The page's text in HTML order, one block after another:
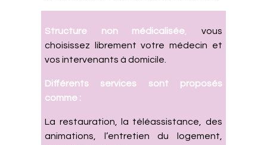
Structure non médicalisée,
vous
choisissez librement votre médecin et
vos intervenants à domicile.
Différents services sont proposés
comme :
La restauration, la téléassistance, des
animations, l’entretien du logement,